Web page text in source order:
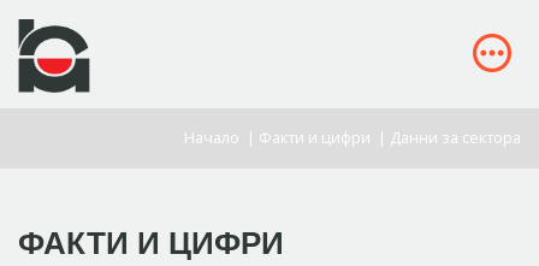
Начало | Факти и цифри | Данни за сектора
ФАКТИ И ЦИФРИ